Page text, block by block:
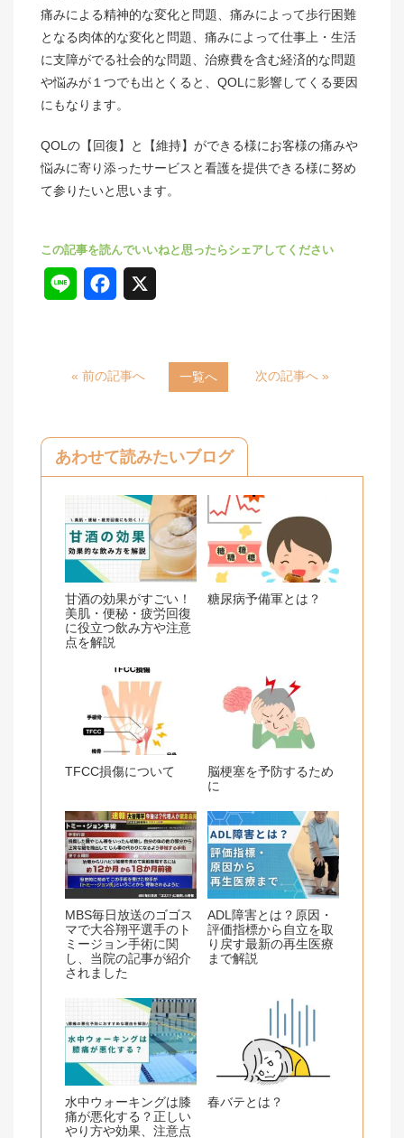
痛みによる精神的な変化と問題、痛みによって歩行困難
となる肉体的な変化と問題、痛みによって仕事上・生活
に支障がでる社会的な問題、治療費を含む経済的な問題
や悩みが１つでも出とくると、QOLに影響してくる要因
にもなります。
QOLの【回復】と【維持】ができる様にお客様の痛みや
悩みに寄り添ったサービスと看護を提供できる様に努め
て参りたいと思います。
e e
o
o
« 前の記事へ 一覧へ 次の記事へ »
あわせて読みたいブログ
甘酒の効果がすごい！
美肌・便秘・疲労回復
に役立つ飲み方や注意
点を解説
糖尿病予備軍とは？
TFCC損傷について
脳梗塞を予防するため
に
MBS毎日放送のゴゴス
マで大谷翔平選手のト
ミージョン手術に関
し、当院の記事が紹介
されました
ADL障害とは？原因・
評価指標から自立を取
り戻す最新の再生医療
まで解説
水中ウォーキングは膝
痛が悪化する？正しい
やり方や効果、注意点
春バテとは？